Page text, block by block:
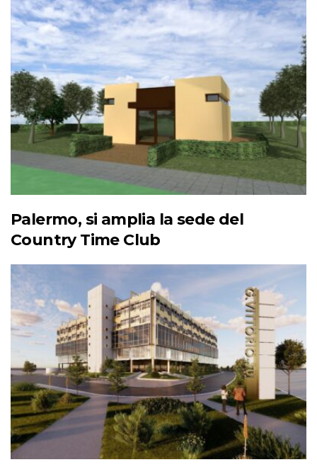
Palermo, si amplia la sede del
Country Time Club